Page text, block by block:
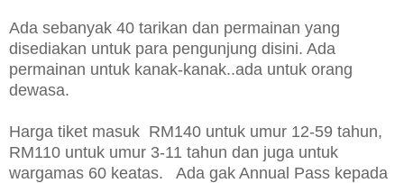
Ada sebanyak 40 tarikan dan permainan yang
disediakan untuk para pengunjung disini. Ada
permainan untuk kanak-kanak..ada untuk orang
dewasa.
Harga tiket masuk RM140 untuk umur 12-59 tahun,
RM110 untuk umur 3-11 tahun dan juga untuk
wargamas 60 keatas. Ada gak Annual Pass kepada